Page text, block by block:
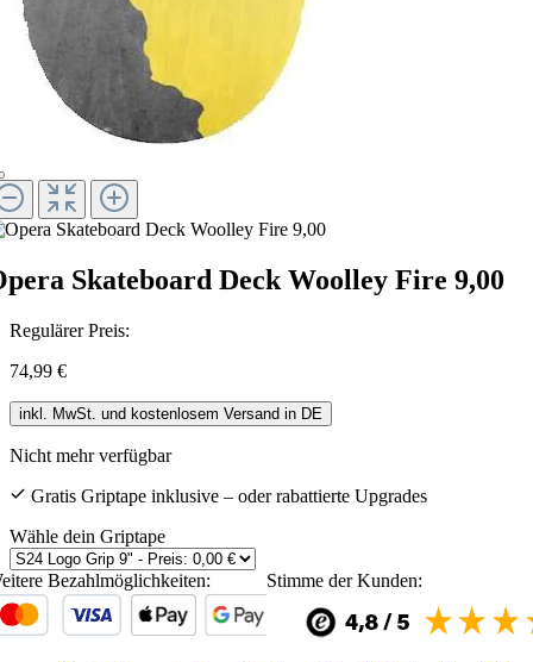
Skateboard Deck Woolley Fire 9,00
Regulärer Preis:
74,99 €
inkl. MwSt. und kostenlosem Versand in DE
Nicht mehr verfügbar
Gratis Griptape inklusive – oder rabattierte Upgrades
Wähle dein Griptape
Bezahlmöglichkeiten: Stimme der Kunden: